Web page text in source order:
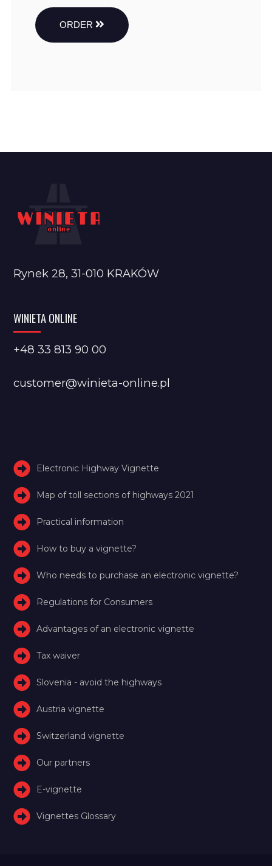
ORDER
Rynek 28, 31-010 KRAKÓW
WINIETA ONLINE
+48 33 813 90 00
customer@winieta-online.pl
Electronic Highway Vignette
Map of toll sections of highways 2021
Practical information
How to buy a vignette?
Who needs to purchase an electronic vignette?
Regulations for Consumers
Advantages of an electronic vignette
Tax waiver
Slovenia - avoid the highways
Austria vignette
Switzerland vignette
Our partners
E-vignette
Vignettes Glossary